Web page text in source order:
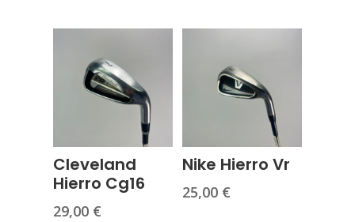
Cleveland
Hierro Cg16
29,00 €
Nike Hierro Vr
25,00 €